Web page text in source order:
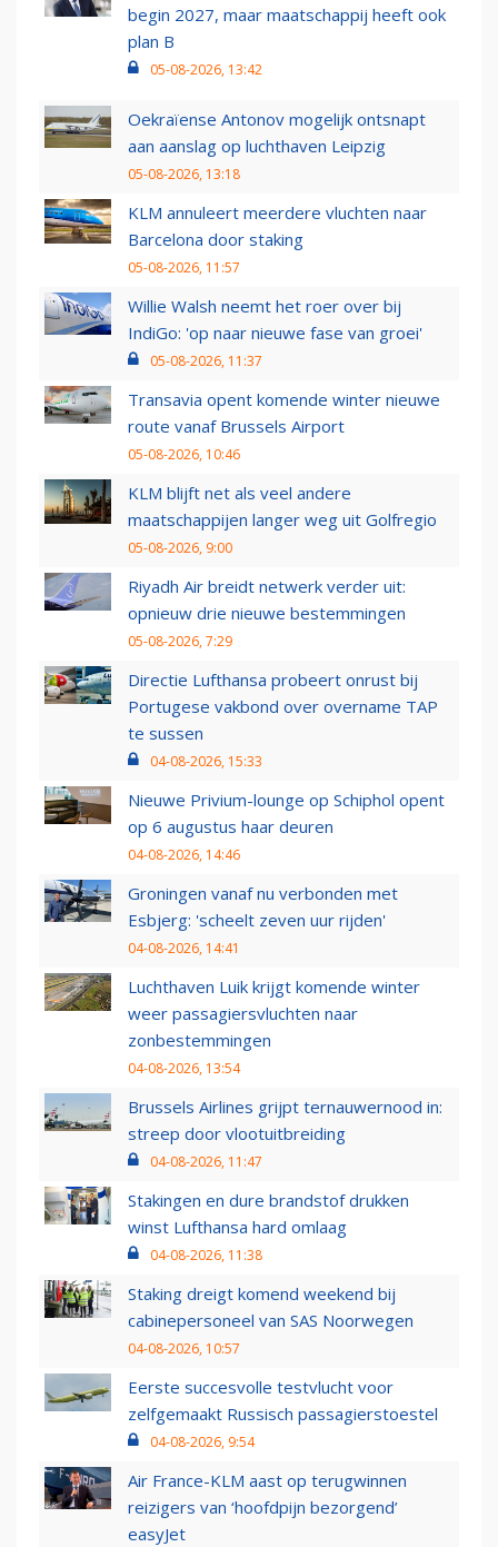
begin 2027, maar maatschappij heeft ook
plan B
05-08-2026, 13:42
Oekraïense Antonov mogelijk ontsnapt
aan aanslag op luchthaven Leipzig
05-08-2026, 13:18
KLM annuleert meerdere vluchten naar
Barcelona door staking
05-08-2026, 11:57
Willie Walsh neemt het roer over bij
IndiGo: 'op naar nieuwe fase van groei'
05-08-2026, 11:37
Transavia opent komende winter nieuwe
route vanaf Brussels Airport
05-08-2026, 10:46
KLM blijft net als veel andere
maatschappijen langer weg uit Golfregio
05-08-2026, 9:00
Riyadh Air breidt netwerk verder uit:
opnieuw drie nieuwe bestemmingen
05-08-2026, 7:29
Directie Lufthansa probeert onrust bij
Portugese vakbond over overname TAP
te sussen
04-08-2026, 15:33
Nieuwe Privium-lounge op Schiphol opent
op 6 augustus haar deuren
04-08-2026, 14:46
Groningen vanaf nu verbonden met
Esbjerg: 'scheelt zeven uur rijden'
04-08-2026, 14:41
Luchthaven Luik krijgt komende winter
weer passagiersvluchten naar
zonbestemmingen
04-08-2026, 13:54
Brussels Airlines grijpt ternauwernood in:
streep door vlootuitbreiding
04-08-2026, 11:47
Stakingen en dure brandstof drukken
winst Lufthansa hard omlaag
04-08-2026, 11:38
Staking dreigt komend weekend bij
cabinepersoneel van SAS Noorwegen
04-08-2026, 10:57
Eerste succesvolle testvlucht voor
zelfgemaakt Russisch passagierstoestel
04-08-2026, 9:54
Air France-KLM aast op terugwinnen
reizigers van ‘hoofdpijn bezorgend’
easyJet